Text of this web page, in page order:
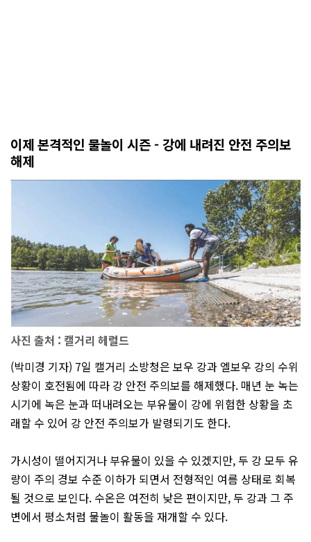
이제 본격적인 물놀이 시즌 - 강에 내려진 안전 주의보
해제
사진 출처 : 캘거리 헤럴드
(박미경 기자) 7일 캘거리 소방청은 보우 강과 엘보우 강의 수위
상황이 호전됨에 따라 강 안전 주의보를 해제했다. 매년 눈 녹는
시기에 녹은 눈과 떠내려오는 부유물이 강에 위험한 상황을 초
래할 수 있어 강 안전 주의보가 발령되기도 한다.
가시성이 떨어지거나 부유물이 있을 수 있겠지만, 두 강 모두 유
량이 주의 경보 수준 이하가 되면서 전형적인 여름 상태로 회복
될 것으로 보인다. 수온은 여전히 낮은 편이지만, 두 강과 그 주
변에서 평소처럼 물놀이 활동을 재개할 수 있다.